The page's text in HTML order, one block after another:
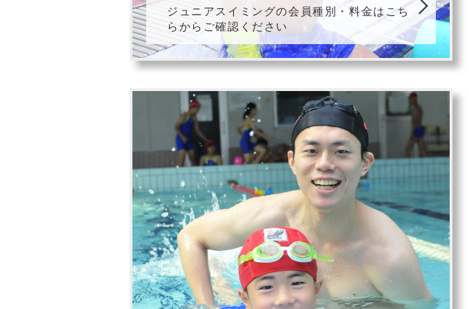
ジュニアスイミングの会員種別・料金はこち
らからご確認ください